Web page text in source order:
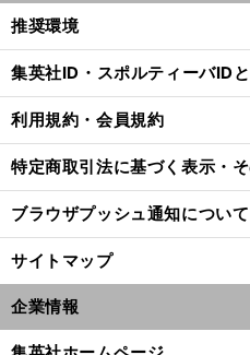
推奨環境
集英社ID・スポルティーバID
利用規約・会員規約
特定商取引法に基づく表示・
ブラウザプッシュ通知について
サイトマップ
企業情報